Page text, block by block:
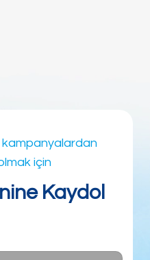
kampanyalardan
için
Kaydol